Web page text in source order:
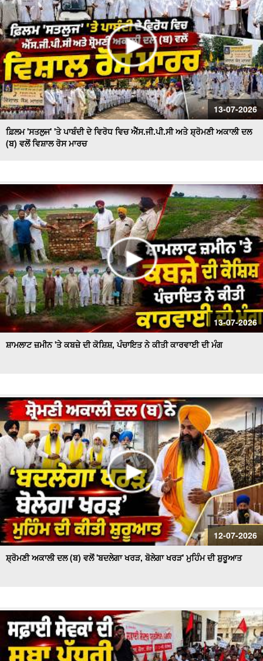
13-07-2026
ਫ਼ਿਲਮ 'ਸਤਲੁਜ' 'ਤੇ ਪਾਬੰਦੀ ਦੇ ਵਿਰੋਧ ਵਿਚ ਐੱਸ.ਜੀ.ਪੀ.ਸੀ ਅਤੇ ਸ਼੍ਰੋਮਣੀ ਅਕਾਲੀ ਦਲ
(ਬ) ਵਲੋਂ ਵਿਸ਼ਾਲ ਰੋਸ ਮਾਰਚ
13-07-2026
ਸ਼ਾਮਲਾਟ ਜ਼ਮੀਨ 'ਤੇ ਕਬਜ਼ੇ ਦੀ ਕੋਸ਼ਿਸ਼, ਪੰਚਾਇਤ ਨੇ ਕੀਤੀ ਕਾਰਵਾਈ ਦੀ ਮੰਗ
12-07-2026
ਸ਼੍ਰੋਮਣੀ ਅਕਾਲੀ ਦਲ (ਬ) ਵਲੋਂ 'ਬਦਲੇਗਾ ਖਰੜ, ਬੋਲੇਗਾ ਖਰੜ' ਮੁਹਿੰਮ ਦੀ ਸ਼ੁਰੂਆਤ